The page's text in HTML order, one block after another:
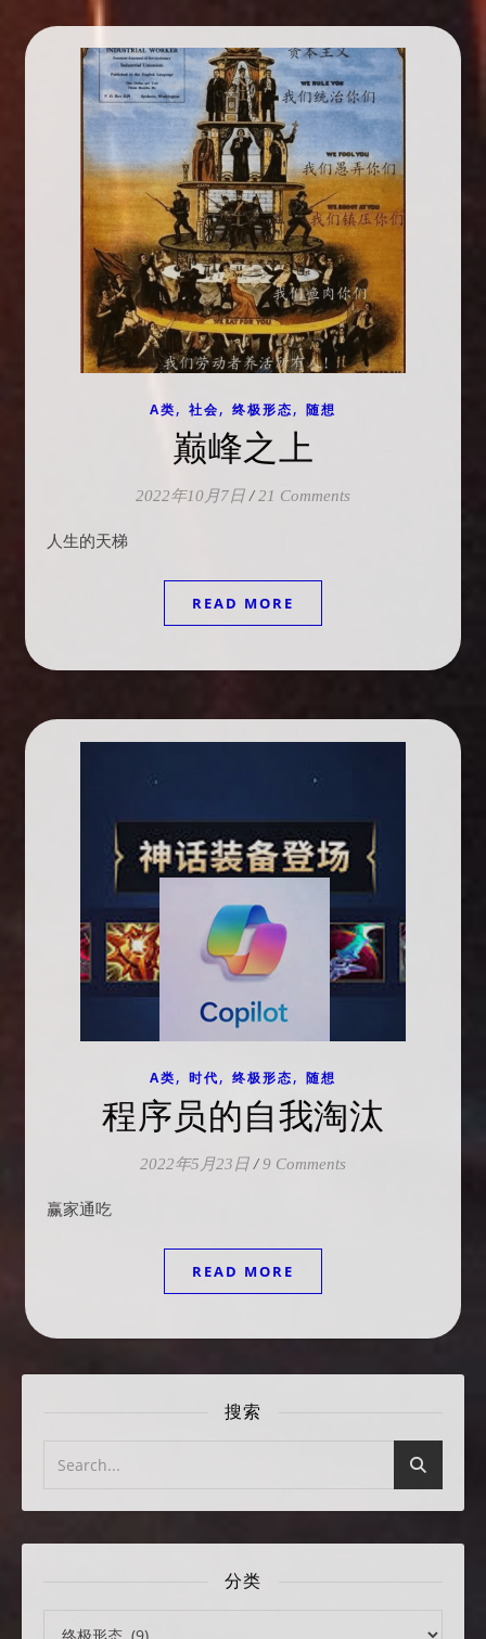
A类, 社会, 终极形态, 随想
巅峰之上
2022年10月7日 / 21 Comments
人生的天梯
READ MORE
A类, 时代, 终极形态, 随想
程序员的自我淘汰
2022年5月23日 / 9 Comments
赢家通吃
READ MORE
搜索
分类